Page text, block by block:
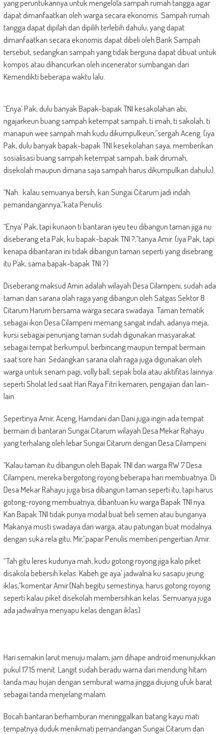
yang peruntukannya untuk mengelola sampah rumah tangga agar
dapat dimanfaatkan oleh warga secara ekonomis. Sampah rumah
tangga dapat dipilah dan dipilih terlebih dahulu, yang dapat
dimanfaatkan secara ekonomis dapat dibeli oleh Bank Sampah
tersebut, sedangkan sampah yang tidak berguna dapat dibuat untuk
kompos atau dihancurkan oleh incenerator sumbangan dari
Kemendikti beberapa waktu lalu.
“Enya’ Pak, dulu banyak Bapak-bapak TNI kesakolahan abi,
ngajarkeun buang sampah ketempat sampah, ti imah, ti sakolah, ti
manapun wee sampah mah kudu dikumpulkeun,”sergah Aceng. (iya
Pak, dulu banyak bapak-bapak TNI kesekolahan saya, memberikan
sosialisasi buang sampah ketempat sampah, baik dirumah,
disekolah maupun dimana saja sampah harus dikumpulkan dahulu).
“Nah…kalau semuanya bersih, kan Sungai Citarum jadi indah
pemandangannya,”kata Penulis.
“Enya’ Pak, tapi kunaon ti bantaran iyeu teu dibangun taman jiga nu
diseberang eta Pak, ku bapak-bapak TNI ?,”tanya Amir. (iya Pak, tapi
kenapa dibantaran ini tidak dibangun taman seperti yang disebrang
itu Pak, sama bapak-bapak TNI ?)
Diseberang maksud Amin adalah wilayah Desa Cilampeni, sudah ada
taman dan sarana olah raga yang dibangun oleh Satgas Sektor 8
Citarum Harum bersama warga secara swadaya. Taman tematik
sebagai ikon Desa Cilampeni memang sangat indah, adanya meja,
kursi sebagai penunjang taman sudah digunakan masyarakat
sebagai tempat berkumpul, berbincang maupun tempat bermain
saat sore hari. Sedangkan sarana olah raga juga digunakan oleh
warga untuk senam pagi, volly ball, sepak bola atau aktifitas lainnya
seperti Sholat Ied saat Hari Raya Fitri kemaren, pengajian dan lain-
lain.
Sepertinya Amir, Aceng, Hamdani dan Dani juga ingin ada tempat
bermain di bantaran Sungai Citarum wilayah Desa Mekar Rahayu
yang terhalang oleh lebar Sungai Citarum dengan Desa Cilampeni.
“Kalau taman itu dibangun oleh Bapak TNI dan warga RW 7 Desa
Cilampeni, mereka bergotong royong beberapa hari membuatnya. Di
Desa Mekar Rahayu juga bisa dibangun taman seperti itu, tapi harus
gotong-royong membuatnya, dibantuan ku warga Bapak TNI nya.
Kan Bapak TNI tidak punya modal buat beli semen atau bunganya.
Makanya musti swadaya dari warga, atau patungan buat modalnya
dengan suka rela gitu, Mir,”papar Penulis memberi pengertian Amir.
“Tah gitu leres kudunya mah, kudu gotong royong jiga kalo piket
disakola bebersih kelas. Kabeh ge aya’ jadwalna ku sasapu jeung
iklas,”komentar Amir.(Nah begitu semestinya, harus gotong royong
seperti kalau piket disekolah membersihkan kelas. Semuanya juga
ada jadwalnya menyapu kelas dengan iklas).
Hari semakin larut menuju malam, jam dihape android menunjukkan
pukul 17.15 menit. Langit sudah beradu warna dari mendung hitam
tanda mau hujan dengan semburat warna jingga diujung ufuk barat
sebagai tanda menjelang malam.
Bocah bantaran berhamburan meninggalkan batang kayu mati
tempatnya duduk menikmati pemandangan Sungai Citarum dan